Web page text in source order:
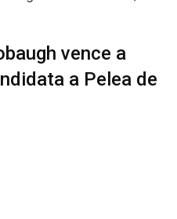
vence a
a Pelea de